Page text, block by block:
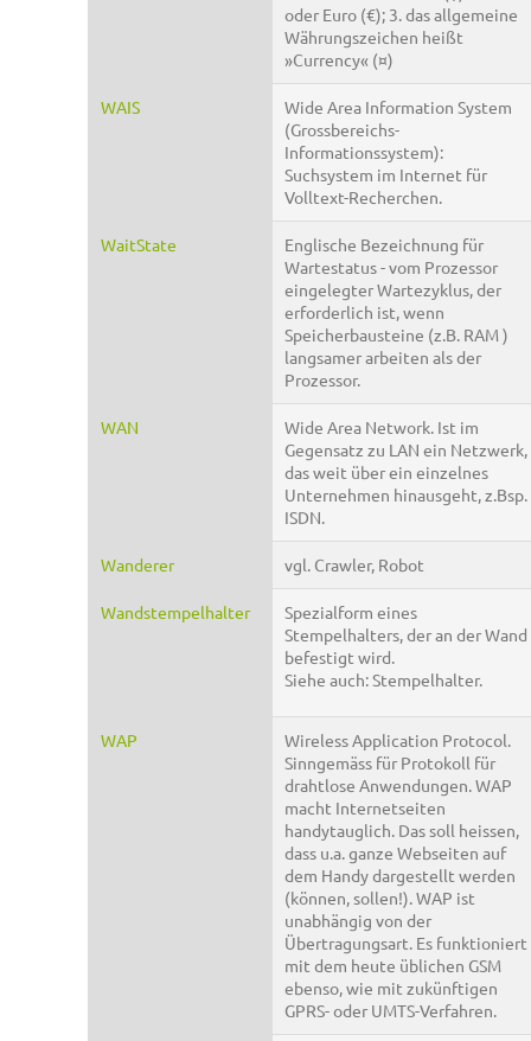
oder Euro (€); 3. das allgemeine
Währungszeichen heißt
»Currency« (¤)
WAIS
Wide Area Information System
(Grossbereichs-
Informationssystem):
Suchsystem im Internet für
Volltext-Recherchen.
WaitState
Englische Bezeichnung für
Wartestatus - vom Prozessor
eingelegter Wartezyklus, der
erforderlich ist, wenn
Speicherbausteine (z.B. RAM )
langsamer arbeiten als der
Prozessor.
WAN
Wide Area Network. Ist im
Gegensatz zu LAN ein Netzwerk,
das weit über ein einzelnes
Unternehmen hinausgeht, z.Bsp.
ISDN.
Wanderer vgl. Crawler, Robot
Wandstempelhalter
Spezialform eines
Stempelhalters, der an der Wand
befestigt wird.
Siehe auch: Stempelhalter.
WAP
Wireless Application Protocol.
Sinngemäss für Protokoll für
drahtlose Anwendungen. WAP
macht Internetseiten
handytauglich. Das soll heissen,
dass u.a. ganze Webseiten auf
dem Handy dargestellt werden
(können, sollen!). WAP ist
unabhängig von der
Übertragungsart. Es funktioniert
mit dem heute üblichen GSM
ebenso, wie mit zukünftigen
GPRS- oder UMTS-Verfahren.